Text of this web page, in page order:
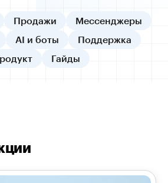
Продажи
Мессенджеры
AI и боты
Поддержка
Гайды